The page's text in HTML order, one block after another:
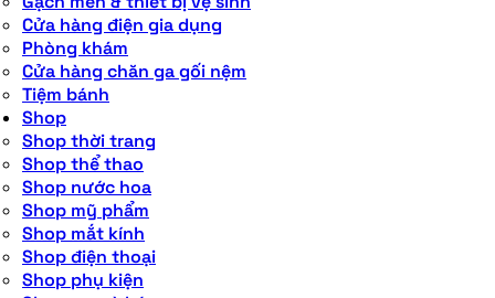
Cửa hàng điện gia dụng
Phòng khám
Cửa hàng chăn ga gối nệm
Tiệm bánh
Shop
Shop thời trang
Shop thể thao
Shop nước hoa
Shop mỹ phẩm
Shop mắt kính
Shop điện thoại
Shop phụ kiện